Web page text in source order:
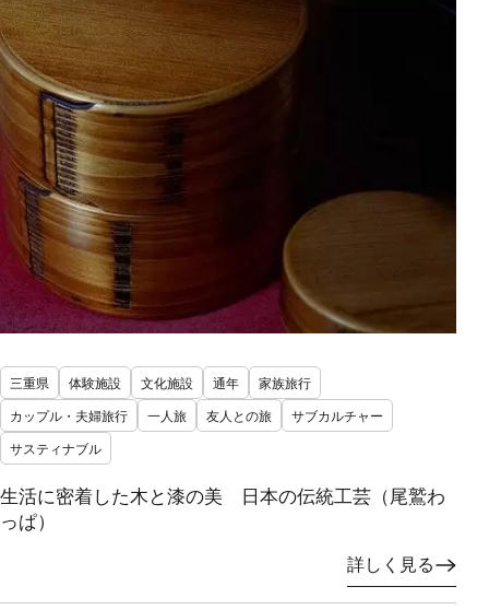
三重県 体験施設 文化施設 通年
家族旅行
カップル・夫婦旅行
一人旅 友人との旅
サブカルチャー
サスティナブル
生活に密着した木と漆の美 日本の伝統工芸（尾鷲わ
っぱ）
詳しく見る